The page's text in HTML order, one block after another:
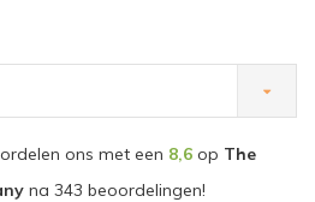
ons met een 8,6op The
na 343 beoordelingen!